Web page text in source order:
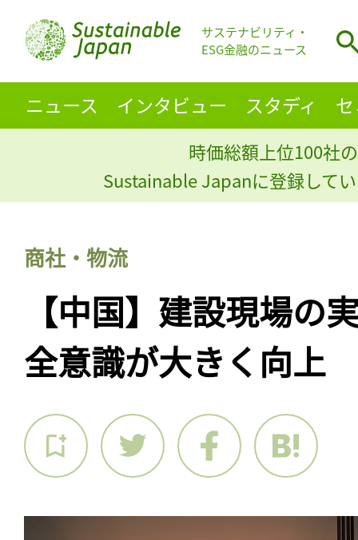
サステナビリティ・
ESG金融のニュース
ニュース インタビュー スタディ
時価総額上位100社
Sustainable Japanに登録して
商社・物流
【中国】建設現場の
全意識が大きく向上